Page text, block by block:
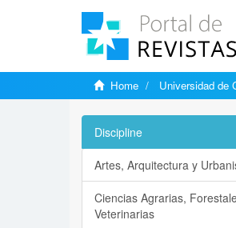
Home Universidad de
Discipline
Artes, Arquitectura y
Ciencias Agrarias,
Veterinarias